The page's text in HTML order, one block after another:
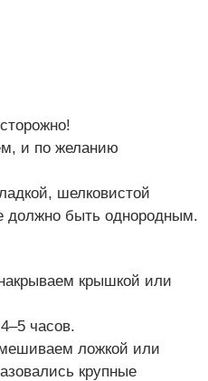
и по желанию
шелковистой
должно быть однородным.
крышкой или
часов.
ложкой или
крупные